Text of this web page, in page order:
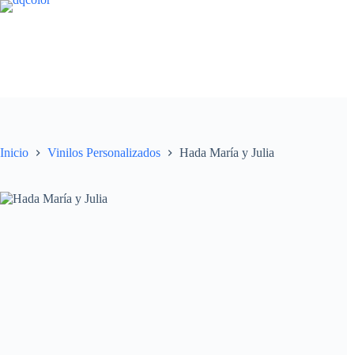
Saltar
Inicio Vinilos Personalizados Hada María y Julia